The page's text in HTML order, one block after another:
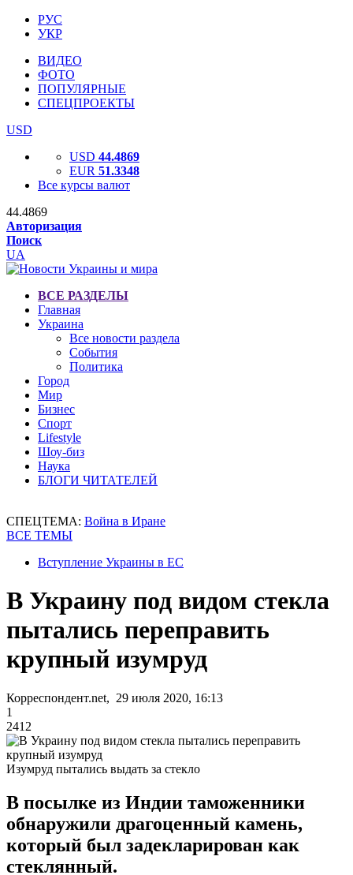
РУС
УКР
ВИДЕО
ФОТО
ПОПУЛЯРНЫЕ
СПЕЦПРОЕКТЫ
USD
USD 44.4869
EUR 51.3348
Все курсы валют
44.4869
Авторизация
Поиск
UA
ВСЕ РАЗДЕЛЫ
Главная
Украина
Все новости раздела
События
Политика
Город
Мир
Бизнес
Спорт
Lifestyle
Шоу-биз
Наука
БЛОГИ ЧИТАТЕЛЕЙ
СПЕЦТЕМА: Война в Иране
ВСЕ ТЕМЫ
Вступление Украины в ЕС
В Украину под видом стекла
пытались переправить
крупный изумруд
Корреспондент.net, 29 июля 2020, 16:13
1
2412
Изумруд пытались выдать за стекло
В посылке из Индии таможенники
обнаружили драгоценный камень,
который был задекларирован как
стеклянный.